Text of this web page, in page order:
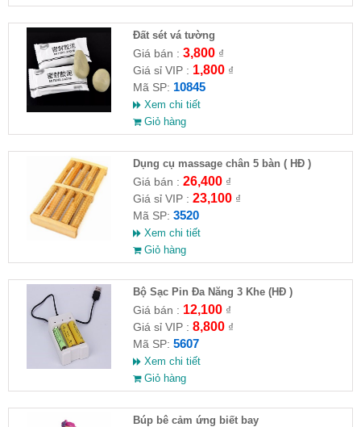
Đất sét vá tường
Giá bán : 3,800₫
Giá sỉ VIP : 1,800₫
Mã SP: 10845
Xem chi tiết
Giỏ hàng
Dụng cụ massage chân 5 bàn ( HĐ )
Giá bán : 26,400₫
Giá sỉ VIP : 23,100₫
Mã SP: 3520
Xem chi tiết
Giỏ hàng
Bộ Sạc Pin Đa Năng 3 Khe (HĐ )
Giá bán : 12,100₫
Giá sỉ VIP : 8,800₫
Mã SP: 5607
Xem chi tiết
Giỏ hàng
​Búp bê cảm ứng biết bay